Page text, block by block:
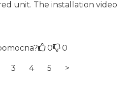
unit. The installation video
0 0
3 4 5 >